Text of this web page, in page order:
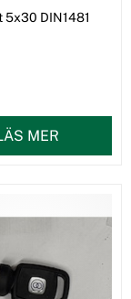
5x30 DIN1481
MER